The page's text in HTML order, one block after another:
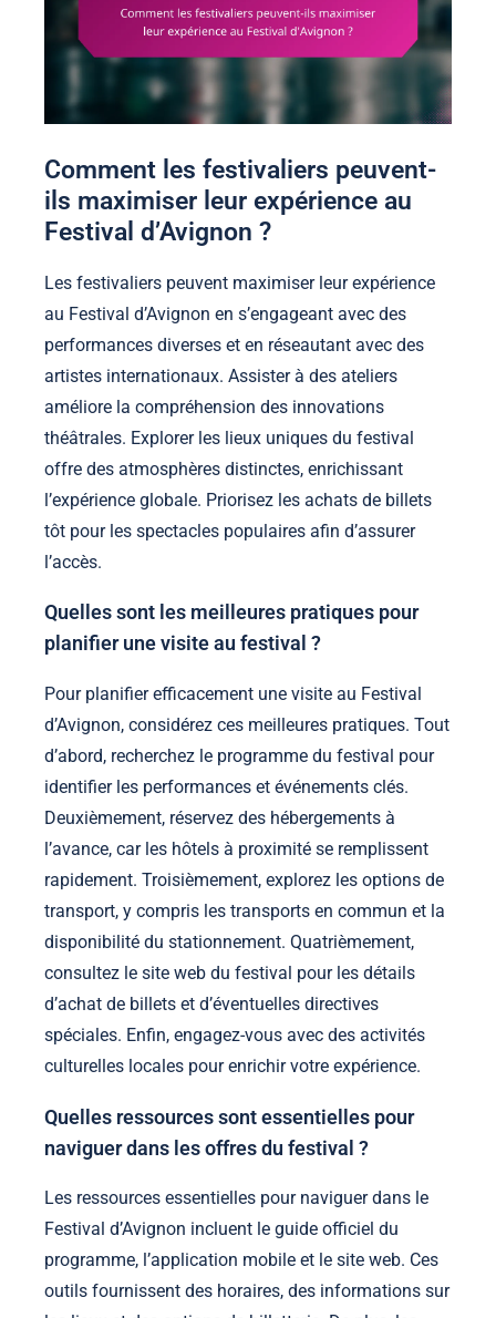
Comment les festivaliers peuvent-
ils maximiser leur expérience au
Festival d’Avignon ?
Les festivaliers peuvent maximiser leur expérience
au Festival d’Avignon en s’engageant avec des
performances diverses et en réseautant avec des
artistes internationaux. Assister à des ateliers
améliore la compréhension des innovations
théâtrales. Explorer les lieux uniques du festival
offre des atmosphères distinctes, enrichissant
l’expérience globale. Priorisez les achats de billets
tôt pour les spectacles populaires afin d’assurer
l’accès.
Quelles sont les meilleures pratiques pour
planifier une visite au festival ?
Pour planifier efficacement une visite au Festival
d’Avignon, considérez ces meilleures pratiques. Tout
d’abord, recherchez le programme du festival pour
identifier les performances et événements clés.
Deuxièmement, réservez des hébergements à
l’avance, car les hôtels à proximité se remplissent
rapidement. Troisièmement, explorez les options de
transport, y compris les transports en commun et la
disponibilité du stationnement. Quatrièmement,
consultez le site web du festival pour les détails
d’achat de billets et d’éventuelles directives
spéciales. Enfin, engagez-vous avec des activités
culturelles locales pour enrichir votre expérience.
Quelles ressources sont essentielles pour
naviguer dans les offres du festival ?
Les ressources essentielles pour naviguer dans le
Festival d’Avignon incluent le guide officiel du
programme, l’application mobile et le site web. Ces
outils fournissent des horaires, des informations sur